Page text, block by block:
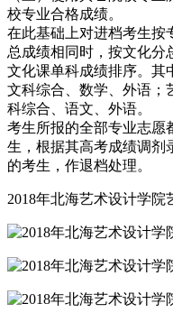
校专业合格成绩。
在此基础上对进档考生按
总成绩相同时，按文化分
文化课单科成绩排序。其
文科综合、数学、外语；
科综合、语文、外语。
考生所报的全部专业志愿
生，根据其高考成绩调剂
的考生，作退档处理。
2018年北海艺术设计学